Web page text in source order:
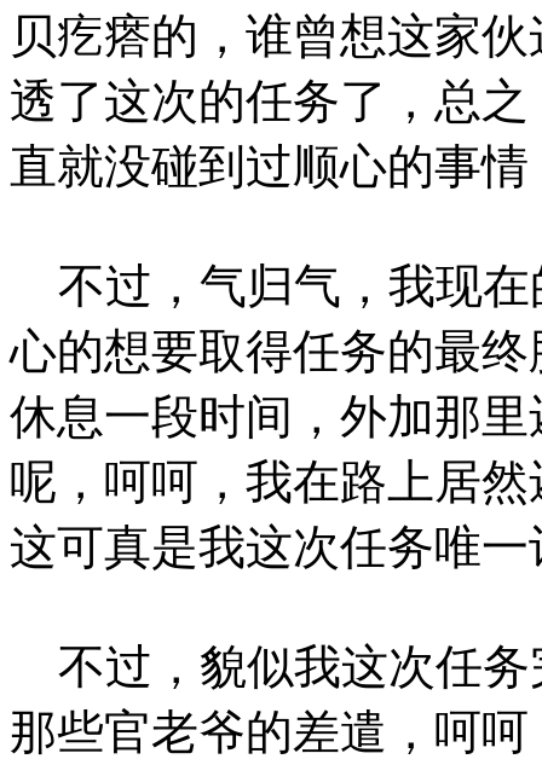
贝疙瘩的，谁曾想这家
透了这次的任务了，总
直就没碰到过顺心的事
不过，气归气，我现在
心的想要取得任务的最
休息一段时间，外加那
呢，呵呵，我在路上居
这可真是我这次任务唯
不过，貌似我这次任务
那些官老爷的差遣，呵